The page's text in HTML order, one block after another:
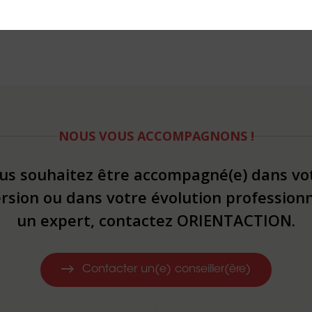
NOUS VOUS ACCOMPAGNONS !
souhaitez être accompagné(e) dans
ou dans votre évolution
un expert, contactez ORIENTACTION.
Contacter un(e) conseiller(ère)